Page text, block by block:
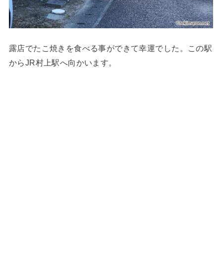
露店でたこ焼きを食べる事ができて幸運でした。この駅
からJR村上駅へ向かいます。